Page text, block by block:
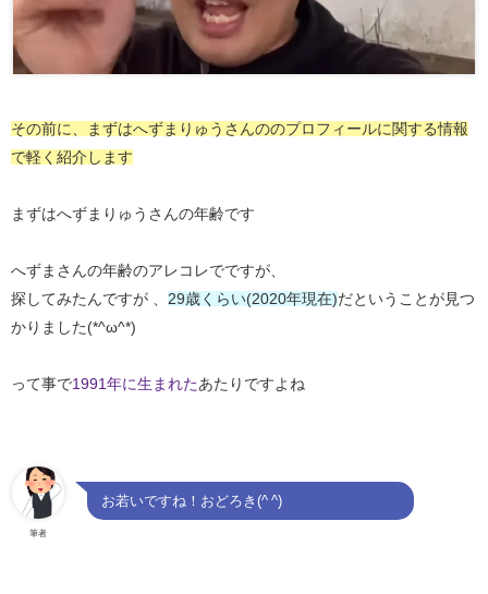
その前に、まずはへずまりゅうさんののプロフィールに関する情報
で軽く紹介します
まずはへずまりゅうさんの年齢です
へずまさんの年齢のアレコレでですが、
探してみたんですが 、 29歳くらい(2020年現在)だということが見つ
かりました(*^ω^*)
って事で1991年に生まれたあたりですよね
筆者
お若いですね！おどろき(^ ^)